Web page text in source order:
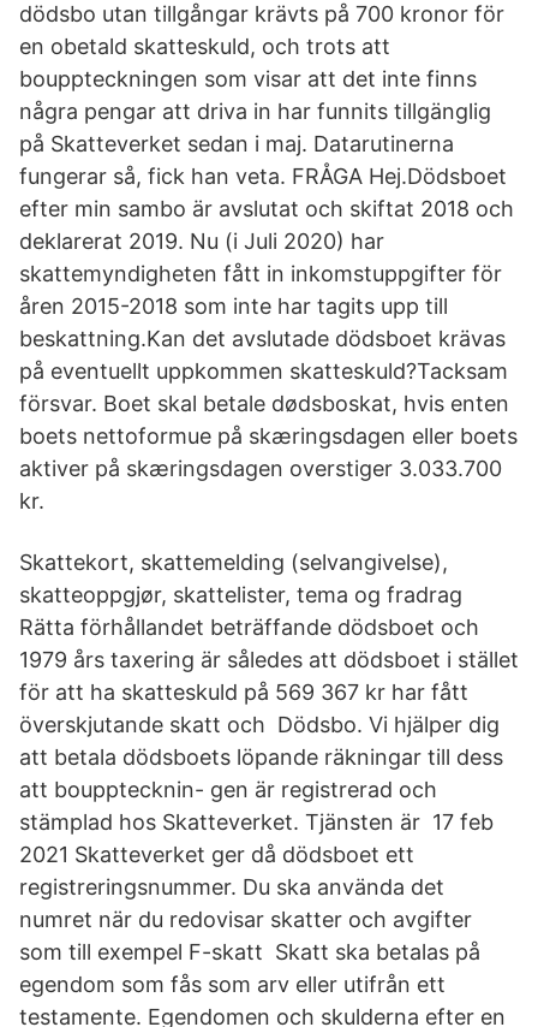
dödsbo utan tillgångar krävts på 700 kronor för
en obetald skatteskuld, och trots att
bouppteckningen som visar att det inte finns
några pengar att driva in har funnits tillgänglig
på Skatteverket sedan i maj. Datarutinerna
fungerar så, fick han veta. FRÅGA Hej.Dödsboet
efter min sambo är avslutat och skiftat 2018 och
deklarerat 2019. Nu (i Juli 2020) har
skattemyndigheten fått in inkomstuppgifter för
åren 2015-2018 som inte har tagits upp till
beskattning.Kan det avslutade dödsboet krävas
på eventuellt uppkommen skatteskuld?Tacksam
försvar. Boet skal betale dødsboskat, hvis enten
boets nettoformue på skæringsdagen eller boets
aktiver på skæringsdagen overstiger 3.033.700
kr.
Skattekort, skattemelding (selvangivelse),
skatteoppgjør, skattelister, tema og fradrag
Rätta förhållandet beträffande dödsboet och
1979 års taxering är således att dödsboet i stället
för att ha skatteskuld på 569 367 kr har fått
överskjutande skatt och Dödsbo. Vi hjälper dig
att betala dödsboets löpande räkningar till dess
att boupptecknin- gen är registrerad och
stämplad hos Skatteverket. Tjänsten är 17 feb
2021 Skatteverket ger då dödsboet ett
registreringsnummer. Du ska använda det
numret när du redovisar skatter och avgifter
som till exempel F-skatt Skatt ska betalas på
egendom som fås som arv eller utifrån ett
testamente. Egendomen och skulderna efter en